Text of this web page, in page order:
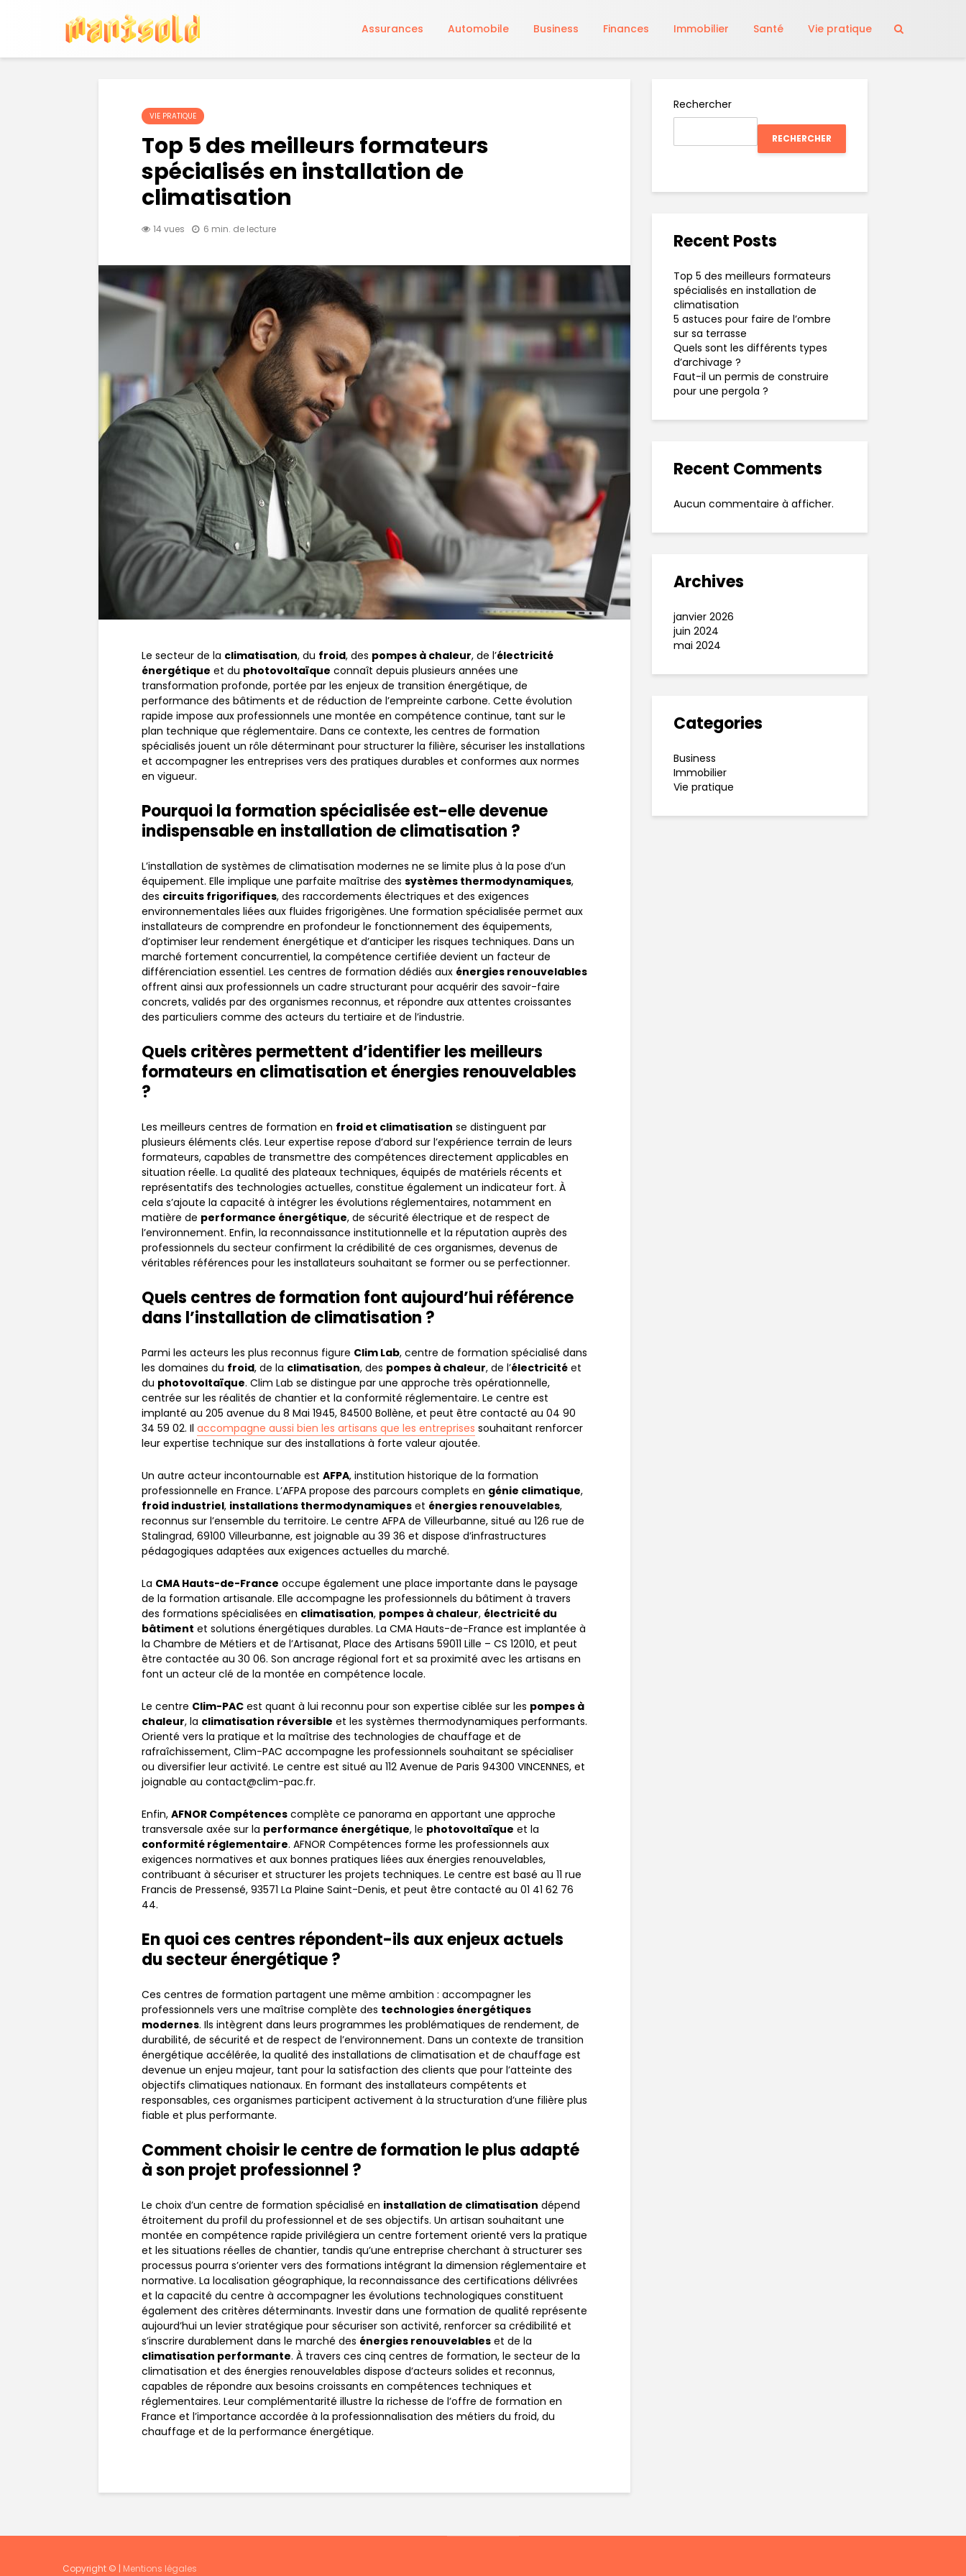
Assurances Automobile Business Finances Immobilier Santé Vie pratique
VIE PRATIQUE
Top 5 des meilleurs formateurs
spécialisés en installation de
climatisation
14 vues 6 min. de lecture
Le secteur de la climatisation, du froid, des pompes à chaleur, de l’électricité
énergétique et du photovoltaïque connaît depuis plusieurs années une
transformation profonde, portée par les enjeux de transition énergétique, de
performance des bâtiments et de réduction de l’empreinte carbone. Cette évolution
rapide impose aux professionnels une montée en compétence continue, tant sur le
plan technique que réglementaire. Dans ce contexte, les centres de formation
spécialisés jouent un rôle déterminant pour structurer la filière, sécuriser les installations
et accompagner les entreprises vers des pratiques durables et conformes aux normes
en vigueur.
Pourquoi la formation spécialisée est-elle devenue
indispensable en installation de climatisation ?
L’installation de systèmes de climatisation modernes ne se limite plus à la pose d’un
équipement. Elle implique une parfaite maîtrise des systèmes thermodynamiques,
des circuits frigorifiques, des raccordements électriques et des exigences
environnementales liées aux fluides frigorigènes. Une formation spécialisée permet aux
installateurs de comprendre en profondeur le fonctionnement des équipements,
d’optimiser leur rendement énergétique et d’anticiper les risques techniques. Dans un
marché fortement concurrentiel, la compétence certifiée devient un facteur de
différenciation essentiel. Les centres de formation dédiés aux énergies renouvelables
offrent ainsi aux professionnels un cadre structurant pour acquérir des savoir-faire
concrets, validés par des organismes reconnus, et répondre aux attentes croissantes
des particuliers comme des acteurs du tertiaire et de l’industrie.
Quels critères permettent d’identifier les meilleurs
formateurs en climatisation et énergies renouvelables
?
Les meilleurs centres de formation en froid et climatisation se distinguent par
plusieurs éléments clés. Leur expertise repose d’abord sur l’expérience terrain de leurs
formateurs, capables de transmettre des compétences directement applicables en
situation réelle. La qualité des plateaux techniques, équipés de matériels récents et
représentatifs des technologies actuelles, constitue également un indicateur fort. À
cela s’ajoute la capacité à intégrer les évolutions réglementaires, notamment en
matière de performance énergétique, de sécurité électrique et de respect de
l’environnement. Enfin, la reconnaissance institutionnelle et la réputation auprès des
professionnels du secteur confirment la crédibilité de ces organismes, devenus de
véritables références pour les installateurs souhaitant se former ou se perfectionner.
Quels centres de formation font aujourd’hui référence
dans l’installation de climatisation ?
Parmi les acteurs les plus reconnus figure Clim Lab, centre de formation spécialisé dans
les domaines du froid, de la climatisation, des pompes à chaleur, de l’électricité et
du photovoltaïque. Clim Lab se distingue par une approche très opérationnelle,
centrée sur les réalités de chantier et la conformité réglementaire. Le centre est
implanté au 205 avenue du 8 Mai 1945, 84500 Bollène, et peut être contacté au 04 90
34 59 02. Il accompagne aussi bien les artisans que les entreprises souhaitant renforcer
leur expertise technique sur des installations à forte valeur ajoutée.
Un autre acteur incontournable est AFPA, institution historique de la formation
professionnelle en France. L’AFPA propose des parcours complets en génie climatique,
froid industriel, installations thermodynamiques et énergies renouvelables,
reconnus sur l’ensemble du territoire. Le centre AFPA de Villeurbanne, situé au 126 rue de
Stalingrad, 69100 Villeurbanne, est joignable au 39 36 et dispose d’infrastructures
pédagogiques adaptées aux exigences actuelles du marché.
La CMA Hauts-de-France occupe également une place importante dans le paysage
de la formation artisanale. Elle accompagne les professionnels du bâtiment à travers
des formations spécialisées en climatisation, pompes à chaleur, électricité du
bâtiment et solutions énergétiques durables. La CMA Hauts-de-France est implantée à
la Chambre de Métiers et de l’Artisanat, Place des Artisans 59011 Lille – CS 12010, et peut
être contactée au 30 06. Son ancrage régional fort et sa proximité avec les artisans en
font un acteur clé de la montée en compétence locale.
Le centre Clim-PAC est quant à lui reconnu pour son expertise ciblée sur les pompes à
chaleur, la climatisation réversible et les systèmes thermodynamiques performants.
Orienté vers la pratique et la maîtrise des technologies de chauffage et de
rafraîchissement, Clim-PAC accompagne les professionnels souhaitant se spécialiser
ou diversifier leur activité. Le centre est situé au 112 Avenue de Paris 94300 VINCENNES, et
joignable au contact@clim-pac.fr.
Enfin, AFNOR Compétences complète ce panorama en apportant une approche
transversale axée sur la performance énergétique, le photovoltaïque et la
conformité réglementaire. AFNOR Compétences forme les professionnels aux
exigences normatives et aux bonnes pratiques liées aux énergies renouvelables,
contribuant à sécuriser et structurer les projets techniques. Le centre est basé au 11 rue
Francis de Pressensé, 93571 La Plaine Saint-Denis, et peut être contacté au 01 41 62 76
44.
En quoi ces centres répondent-ils aux enjeux actuels
du secteur énergétique ?
Ces centres de formation partagent une même ambition : accompagner les
professionnels vers une maîtrise complète des technologies énergétiques
modernes. Ils intègrent dans leurs programmes les problématiques de rendement, de
durabilité, de sécurité et de respect de l’environnement. Dans un contexte de transition
énergétique accélérée, la qualité des installations de climatisation et de chauffage est
devenue un enjeu majeur, tant pour la satisfaction des clients que pour l’atteinte des
objectifs climatiques nationaux. En formant des installateurs compétents et
responsables, ces organismes participent activement à la structuration d’une filière plus
fiable et plus performante.
Comment choisir le centre de formation le plus adapté
à son projet professionnel ?
Le choix d’un centre de formation spécialisé en installation de climatisation dépend
étroitement du profil du professionnel et de ses objectifs. Un artisan souhaitant une
montée en compétence rapide privilégiera un centre fortement orienté vers la pratique
et les situations réelles de chantier, tandis qu’une entreprise cherchant à structurer ses
processus pourra s’orienter vers des formations intégrant la dimension réglementaire et
normative. La localisation géographique, la reconnaissance des certifications délivrées
et la capacité du centre à accompagner les évolutions technologiques constituent
également des critères déterminants. Investir dans une formation de qualité représente
aujourd’hui un levier stratégique pour sécuriser son activité, renforcer sa crédibilité et
s’inscrire durablement dans le marché des énergies renouvelables et de la
climatisation performante. À travers ces cinq centres de formation, le secteur de la
climatisation et des énergies renouvelables dispose d’acteurs solides et reconnus,
capables de répondre aux besoins croissants en compétences techniques et
réglementaires. Leur complémentarité illustre la richesse de l’offre de formation en
France et l’importance accordée à la professionnalisation des métiers du froid, du
chauffage et de la performance énergétique.
Rechercher
RECHERCHER
Recent Posts
Top 5 des meilleurs formateurs
spécialisés en installation de
climatisation
5 astuces pour faire de l’ombre
sur sa terrasse
Quels sont les différents types
d’archivage ?
Faut-il un permis de construire
pour une pergola ?
Recent Comments
Aucun commentaire à afficher.
Archives
janvier 2026
juin 2024
mai 2024
Categories
Business
Immobilier
Vie pratique
Copyright © | Mentions légales